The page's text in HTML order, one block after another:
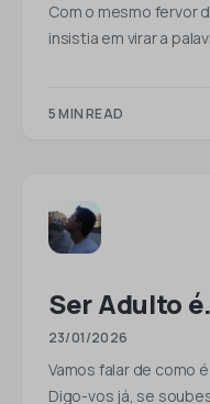
Com o mesmo fervor
insistia em virar a
5 MIN READ
Ser Adulto
23/01/2026
Vamos falar de como
Digo-vos já, se